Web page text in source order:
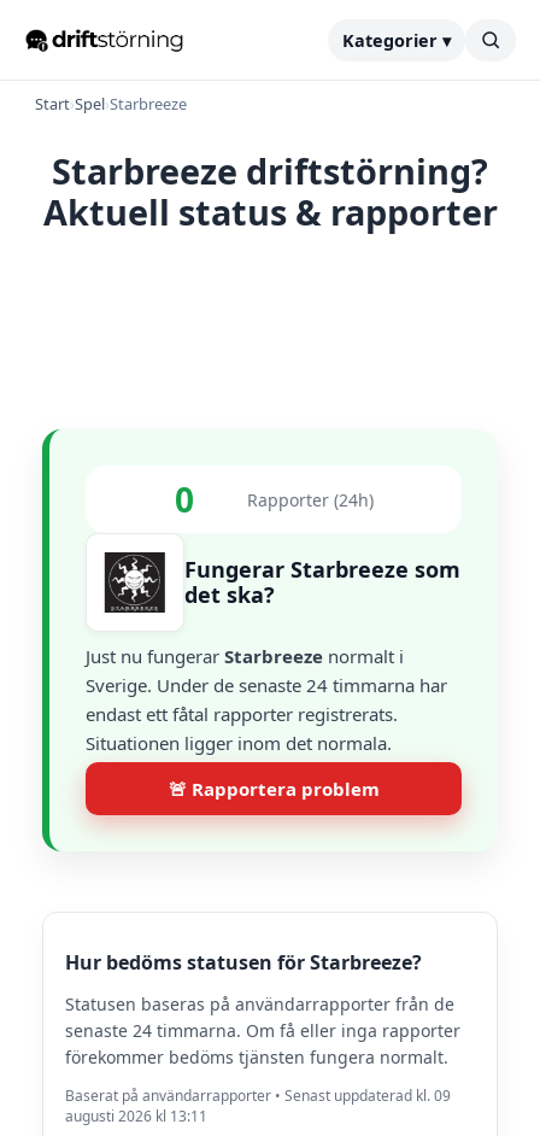
Kategorier ▾
Start›Spel›Starbreeze
Starbreeze driftstörning?
Aktuell status & rapporter
0 Rapporter (24h)
Fungerar Starbreeze som
det ska?
Just nu fungerar Starbreeze normalt i
Sverige. Under de senaste 24 timmarna har
endast ett fåtal rapporter registrerats.
Situationen ligger inom det normala.
🚨 Rapportera problem
Hur bedöms statusen för Starbreeze?
Statusen baseras på användarrapporter från de
senaste 24 timmarna. Om få eller inga rapporter
förekommer bedöms tjänsten fungera normalt.
Baserat på användarrapporter • Senast uppdaterad kl. 09
augusti 2026 kl 13:11